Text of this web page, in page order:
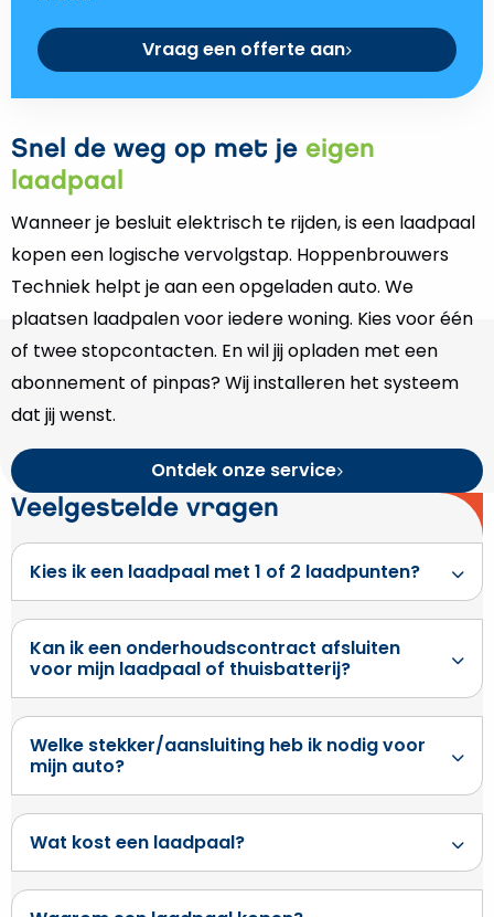
Vraag een offerte aan
Snel de weg op met je eigen
laadpaal
Wanneer je besluit elektrisch te rijden, is een laadpaal
kopen een logische vervolgstap. Hoppenbrouwers
Techniek helpt je aan een opgeladen auto. We
plaatsen laadpalen voor iedere woning. Kies voor één
of twee stopcontacten. En wil jij opladen met een
abonnement of pinpas? Wij installeren het systeem
dat jij wenst.
Ontdek onze service
Veelgestelde vragen
Kies ik een laadpaal met 1 of 2 laadpunten?
Kan ik een onderhoudscontract afsluiten
voor mijn laadpaal of thuisbatterij?
Welke stekker/aansluiting heb ik nodig voor
mijn auto?
Wat kost een laadpaal?